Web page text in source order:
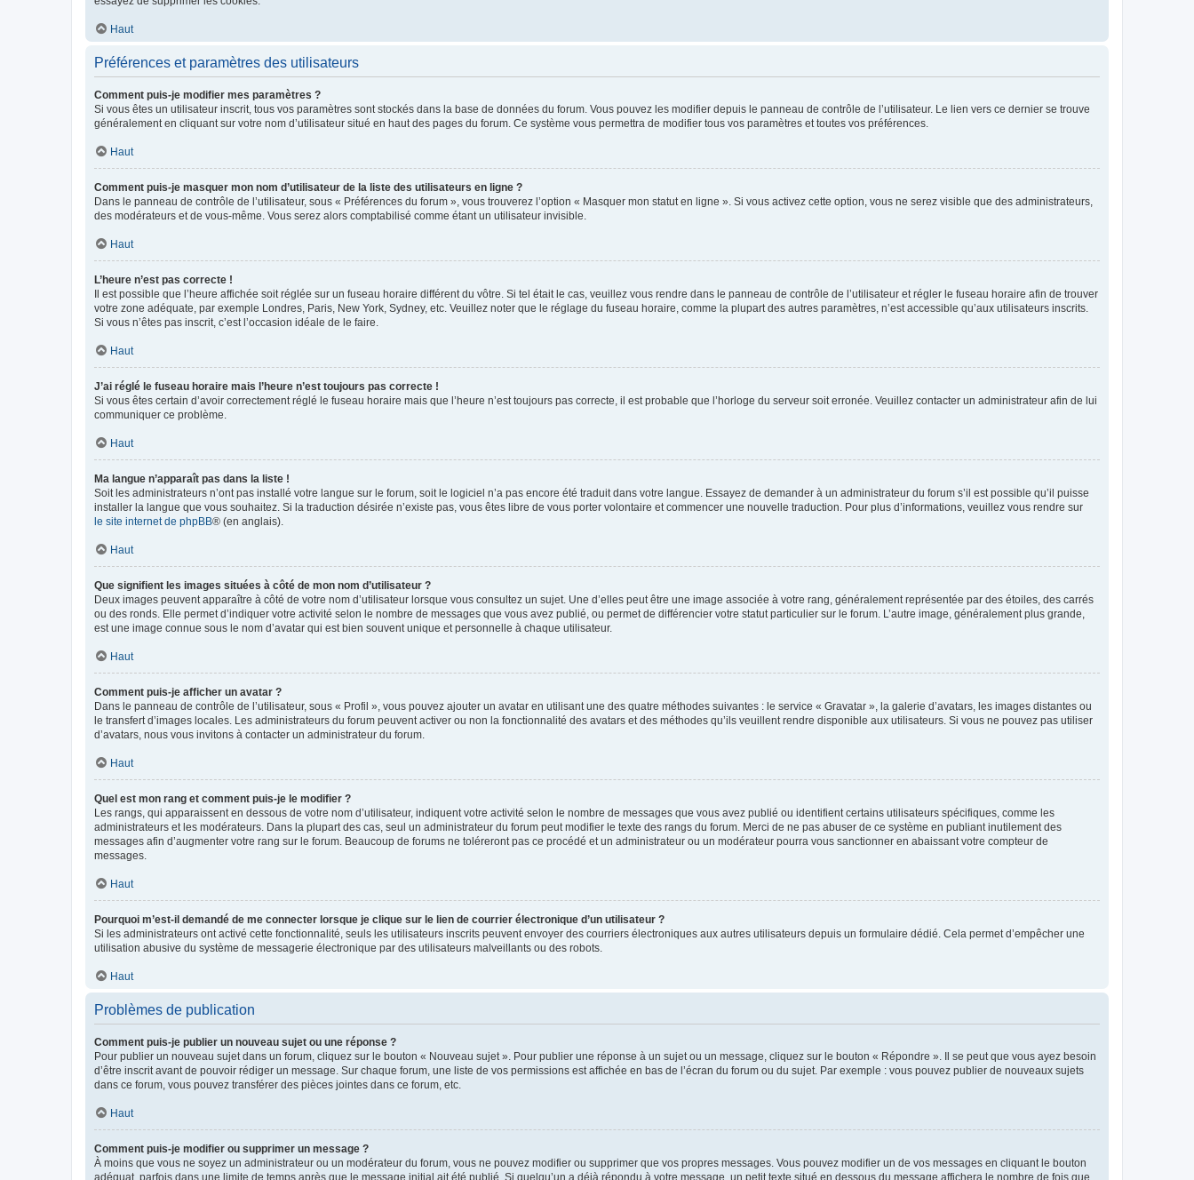
Haut
Préférences et paramètres des utilisateurs
Comment puis-je modifier mes paramètres ?
Si vous êtes un utilisateur inscrit, tous vos paramètres sont stockés dans la base de données du forum. Vous pouvez les modifier depuis le panneau de contrôle de l’utilisateur. Le lien vers ce dernier se trouve
généralement en cliquant sur votre nom d’utilisateur situé en haut des pages du forum. Ce système vous permettra de modifier tous vos paramètres et toutes vos préférences.
Haut
Comment puis-je masquer mon nom d’utilisateur de la liste des utilisateurs en ligne ?
Dans le panneau de contrôle de l’utilisateur, sous « Préférences du forum », vous trouverez l’option « Masquer mon statut en ligne ». Si vous activez cette option, vous ne serez visible que des administrateurs,
des modérateurs et de vous-même. Vous serez alors comptabilisé comme étant un utilisateur invisible.
Haut
L’heure n’est pas correcte !
Il est possible que l’heure affichée soit réglée sur un fuseau horaire différent du vôtre. Si tel était le cas, veuillez vous rendre dans le panneau de contrôle de l’utilisateur et régler le fuseau horaire afin de trouver
votre zone adéquate, par exemple Londres, Paris, New York, Sydney, etc. Veuillez noter que le réglage du fuseau horaire, comme la plupart des autres paramètres, n’est accessible qu’aux utilisateurs inscrits.
Si vous n’êtes pas inscrit, c’est l’occasion idéale de le faire.
Haut
J’ai réglé le fuseau horaire mais l’heure n’est toujours pas correcte !
Si vous êtes certain d’avoir correctement réglé le fuseau horaire mais que l’heure n’est toujours pas correcte, il est probable que l’horloge du serveur soit erronée. Veuillez contacter un administrateur afin de lui
communiquer ce problème.
Haut
Ma langue n’apparaît pas dans la liste !
Soit les administrateurs n’ont pas installé votre langue sur le forum, soit le logiciel n’a pas encore été traduit dans votre langue. Essayez de demander à un administrateur du forum s’il est possible qu’il puisse
installer la langue que vous souhaitez. Si la traduction désirée n’existe pas, vous êtes libre de vous porter volontaire et commencer une nouvelle traduction. Pour plus d’informations, veuillez vous rendre sur
le site internet de phpBB® (en anglais).
Haut
Que signifient les images situées à côté de mon nom d’utilisateur ?
Deux images peuvent apparaître à côté de votre nom d’utilisateur lorsque vous consultez un sujet. Une d’elles peut être une image associée à votre rang, généralement représentée par des étoiles, des carrés
ou des ronds. Elle permet d’indiquer votre activité selon le nombre de messages que vous avez publié, ou permet de différencier votre statut particulier sur le forum. L’autre image, généralement plus grande,
est une image connue sous le nom d’avatar qui est bien souvent unique et personnelle à chaque utilisateur.
Haut
Comment puis-je afficher un avatar ?
Dans le panneau de contrôle de l’utilisateur, sous « Profil », vous pouvez ajouter un avatar en utilisant une des quatre méthodes suivantes : le service « Gravatar », la galerie d’avatars, les images distantes ou
le transfert d’images locales. Les administrateurs du forum peuvent activer ou non la fonctionnalité des avatars et des méthodes qu’ils veuillent rendre disponible aux utilisateurs. Si vous ne pouvez pas utiliser
d’avatars, nous vous invitons à contacter un administrateur du forum.
Haut
Quel est mon rang et comment puis-je le modifier ?
Les rangs, qui apparaissent en dessous de votre nom d’utilisateur, indiquent votre activité selon le nombre de messages que vous avez publié ou identifient certains utilisateurs spécifiques, comme les
administrateurs et les modérateurs. Dans la plupart des cas, seul un administrateur du forum peut modifier le texte des rangs du forum. Merci de ne pas abuser de ce système en publiant inutilement des
messages afin d’augmenter votre rang sur le forum. Beaucoup de forums ne toléreront pas ce procédé et un administrateur ou un modérateur pourra vous sanctionner en abaissant votre compteur de
messages.
Haut
Pourquoi m’est-il demandé de me connecter lorsque je clique sur le lien de courrier électronique d’un utilisateur ?
Si les administrateurs ont activé cette fonctionnalité, seuls les utilisateurs inscrits peuvent envoyer des courriers électroniques aux autres utilisateurs depuis un formulaire dédié. Cela permet d’empêcher une
utilisation abusive du système de messagerie électronique par des utilisateurs malveillants ou des robots.
Haut
Problèmes de publication
Comment puis-je publier un nouveau sujet ou une réponse ?
Pour publier un nouveau sujet dans un forum, cliquez sur le bouton « Nouveau sujet ». Pour publier une réponse à un sujet ou un message, cliquez sur le bouton « Répondre ». Il se peut que vous ayez besoin
d’être inscrit avant de pouvoir rédiger un message. Sur chaque forum, une liste de vos permissions est affichée en bas de l’écran du forum ou du sujet. Par exemple : vous pouvez publier de nouveaux sujets
dans ce forum, vous pouvez transférer des pièces jointes dans ce forum, etc.
Haut
Comment puis-je modifier ou supprimer un message ?
À moins que vous ne soyez un administrateur ou un modérateur du forum, vous ne pouvez modifier ou supprimer que vos propres messages. Vous pouvez modifier un de vos messages en cliquant le bouton
adéquat, parfois dans une limite de temps après que le message initial ait été publié. Si quelqu’un a déjà répondu à votre message, un petit texte situé en dessous du message affichera le nombre de fois que